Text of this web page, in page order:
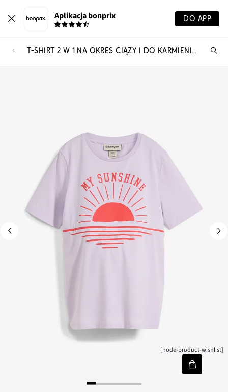
Aplikacja bonprix DO APP
T-SHIRT 2 W 1 NA OKRES CIĄZY I DO KARMIENIA Z BAWEŁNY ORGANICZNEJ
[node-product-wishlist]